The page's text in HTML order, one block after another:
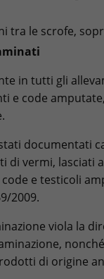
tra le scrofe,
in tutti gli
e code
documentati
di vermi, lasciati
e testicoli
2009.
viola la
di origine